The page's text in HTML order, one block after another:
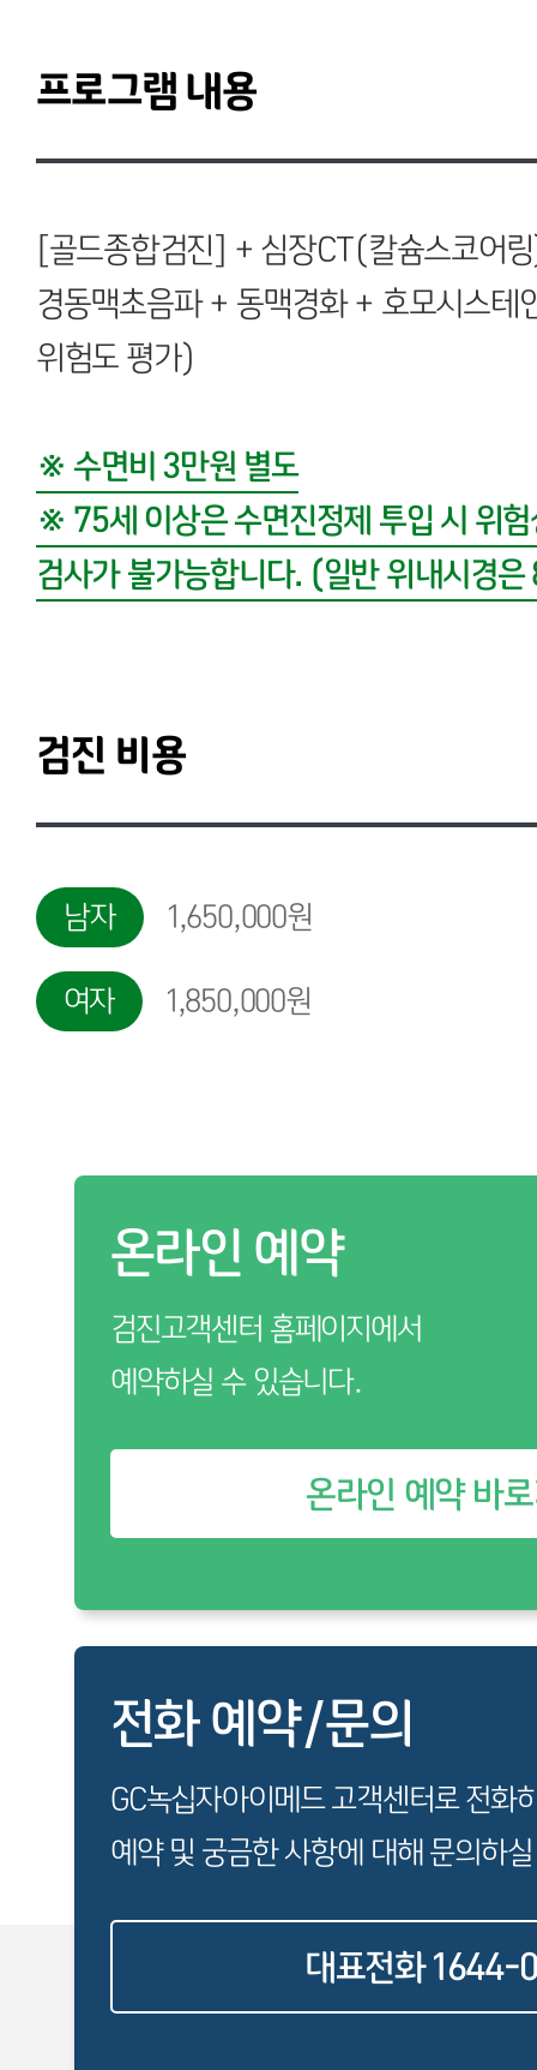
프로그램 내용
[골드종합검진] + 심장CT(칼슘스코어
경동맥초음파 + 동맥경화 + 호모시스테
위험도 평가)
※ 수면비 3만원 별도
※ 75세 이상은 수면진정제 투입 시 위
검사가 불가능합니다. (일반 위내시경
검진 비용
남자 1,650,000원
여자 1,850,000원
온라인 예약
검진고객센터 홈페이지에서
예약하실 수 있습니다.
온라인 예약 바
전화 예약/문의
GC녹십자아이메드 고객센터로 전화
예약 및 궁금한 사항에 대해 문의하
대표전화 1644-